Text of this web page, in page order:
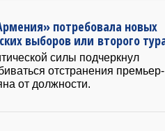
потребовала новых
выборов или второго
силы подчеркнул
отстранения премьер-
от должности.